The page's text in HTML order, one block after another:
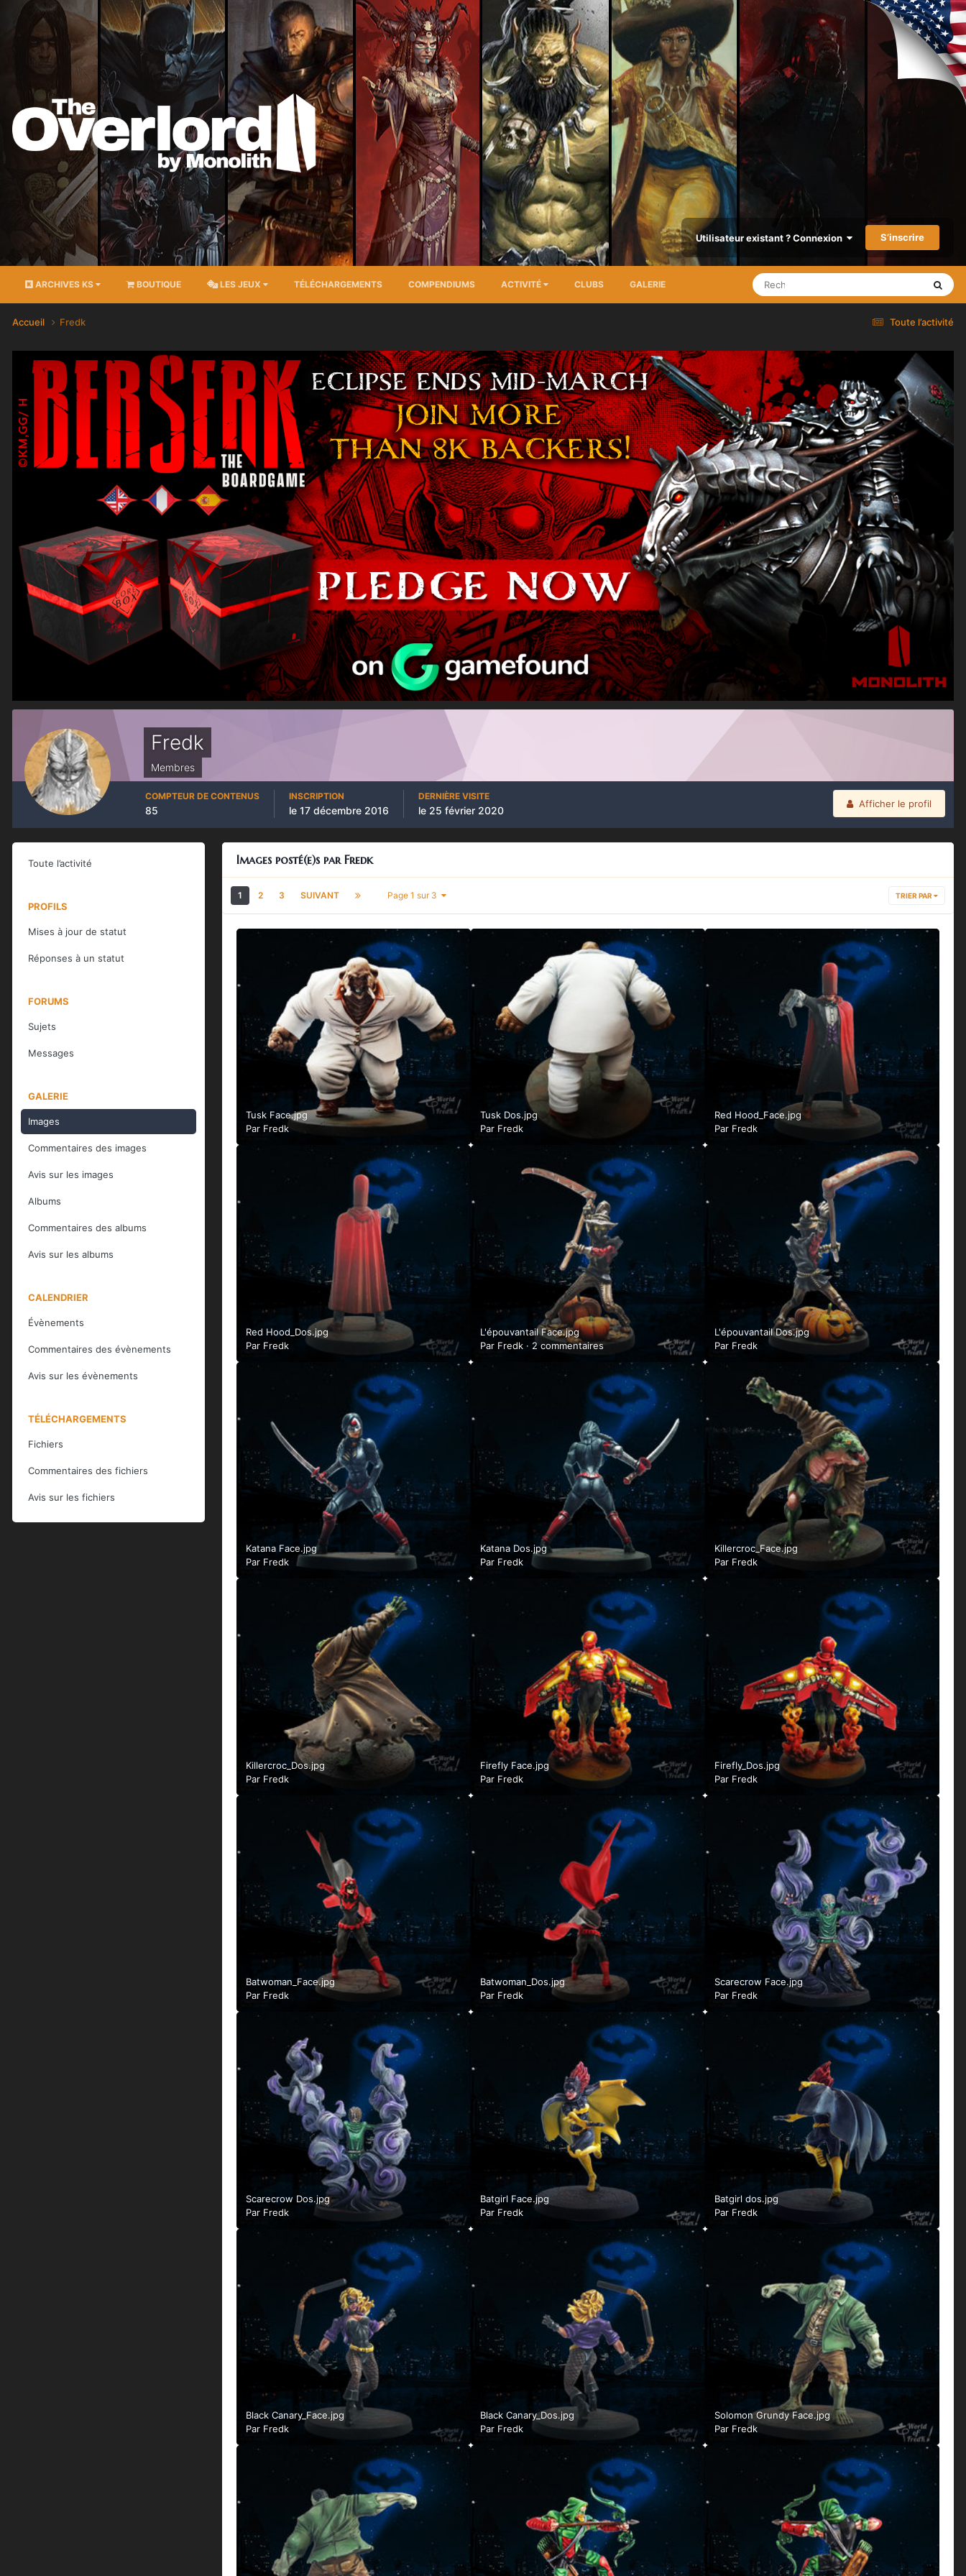
Utilisateur existant ? Connexion S’inscrire
ARCHIVES KS BOUTIQUE LES JEUX TÉLÉCHARGEMENTS COMPENDIUMS ACTIVITÉ CLUBS GALERIE
Toute l’activité
Accueil Fredk
Fredk
Membres
Afficher le profil
COMPTEUR DE CONTENUS
85
INSCRIPTION
le 17 décembre 2016
DERNIÈRE VISITE
le 25 février 2020
Toute l’activité
PROFILS
Mises à jour de statut
Réponses à un statut
FORUMS
Sujets
Messages
GALERIE
Images
Commentaires des images
Avis sur les images
Albums
Commentaires des albums
Avis sur les albums
CALENDRIER
Évènements
Commentaires des évènements
Avis sur les évènements
TÉLÉCHARGEMENTS
Fichiers
Commentaires des fichiers
Avis sur les fichiers
Images posté(e)s par Fredk
TRIER PAR
1 2 3 SUIVANT Page 1 sur 3
Tusk Face.jpg
Par Fredk
Tusk Dos.jpg
Par Fredk
Red Hood_Face.jpg
Par Fredk
Red Hood_Dos.jpg
Par Fredk
L'épouvantail Face.jpg
Par Fredk · 2 commentaires
L'épouvantail Dos.jpg
Par Fredk
Katana Face.jpg
Par Fredk
Katana Dos.jpg
Par Fredk
Killercroc_Face.jpg
Par Fredk
Killercroc_Dos.jpg
Par Fredk
Firefly Face.jpg
Par Fredk
Firefly_Dos.jpg
Par Fredk
Batwoman_Face.jpg
Par Fredk
Batwoman_Dos.jpg
Par Fredk
Scarecrow Face.jpg
Par Fredk
Scarecrow Dos.jpg
Par Fredk
Batgirl Face.jpg
Par Fredk
Batgirl dos.jpg
Par Fredk
Black Canary_Face.jpg
Par Fredk
Black Canary_Dos.jpg
Par Fredk
Solomon Grundy Face.jpg
Par Fredk